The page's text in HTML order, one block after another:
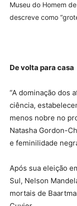
Museu do Homem
descreve como
De volta para casa
“A dominação dos
ciência,
menos nobre no
Natasha Gordon-
e feminilidade
Após sua eleição
Sul, Nelson
mortais de